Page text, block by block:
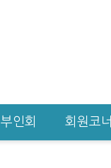
부인회 회원코너